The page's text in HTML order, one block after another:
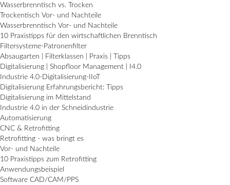
Wasserbrenntisch vs. Trocken
Trockentisch Vor- und Nachteile
Wasserbrenntisch Vor- und Nachteile
10 Praxistipps für den wirtschaftlichen Brenntisch
Filtersysteme-Patronenfilter
Absaugarten | Filterklassen | Praxis | Tipps
Digitalisierung | Shopfloor Management | I4.0
Industrie 4.0-Digitalisierung-IIoT
Digitalisierung Erfahrungsbericht: Tipps
Digitalisierung im Mittelstand
Industrie 4.0 in der Schneidindustrie
Automatisierung
CNC & Retrofitting
Retrofitting - was bringt es
Vor- und Nachteile
10 Praxistipps zum Retrofitting
Anwendungsbeispiel
Software CAD/CAM/PPS